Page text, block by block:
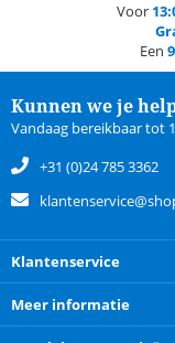
Voor
Een
Kunnen we je
Vandaag bereikbaar tot
+31 (0)24 785 3362
Klantenservice
Meer informatie